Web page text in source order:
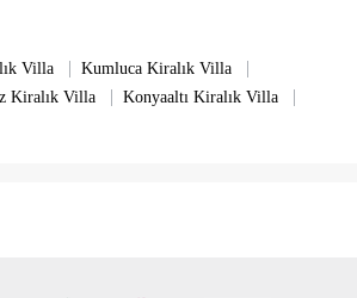
Villa | Kumluca Kiralık Villa |
Kiralık Villa | Konyaaltı Kiralık Villa |